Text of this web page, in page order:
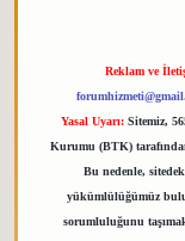
Reklam ve
Yasal Uyarı: Sitemiz,
Kurumu (BTK)
Bu nedenle,
yükümlülüğümüz
sorumluluğunu